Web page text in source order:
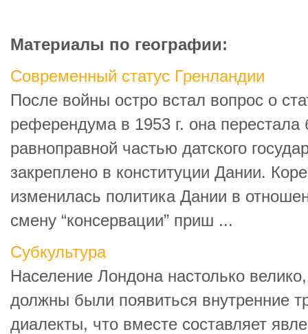
Материалы по географии:
Современный статус Гренландии
После войны остро встал вопрос о
референдума в 1953 г. она перестала
равноправной частью датского
закреплено в конституции Дании.
изменилась политика Дании в
смену “консервации” приш ...
Субкультура
Население Лондона настолько
должны были появиться внутренние
диалекты, что вместе составляет